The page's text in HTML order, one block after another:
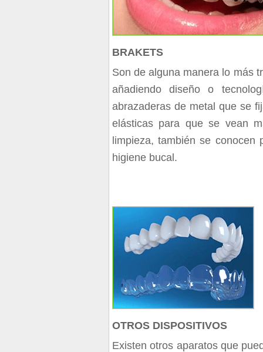
BRAKETS
Son de alguna manera lo más
añadiendo diseño o
abrazaderas de metal que se
elásticas para que se vean
limpieza, también se
higiene bucal.
OTROS DISPOSITIVOS
Existen otros aparatos que